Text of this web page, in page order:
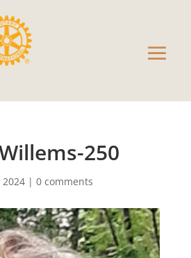
250
| 0 comments